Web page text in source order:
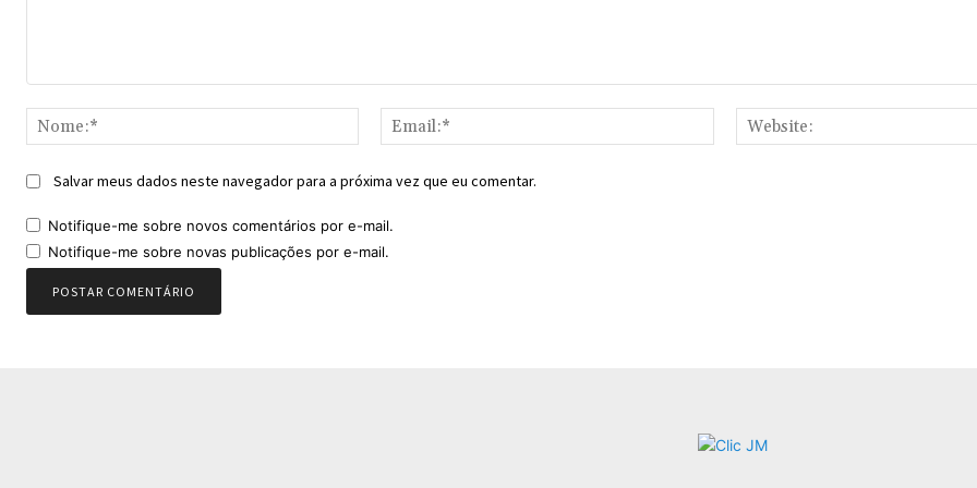
Nome:*
Email:*
Salvar meus dados neste navegador para a próxima vez que eu comentar.
Notifique-me sobre novos comentários por e-mail.
Notifique-me sobre novas publicações por e-mail.